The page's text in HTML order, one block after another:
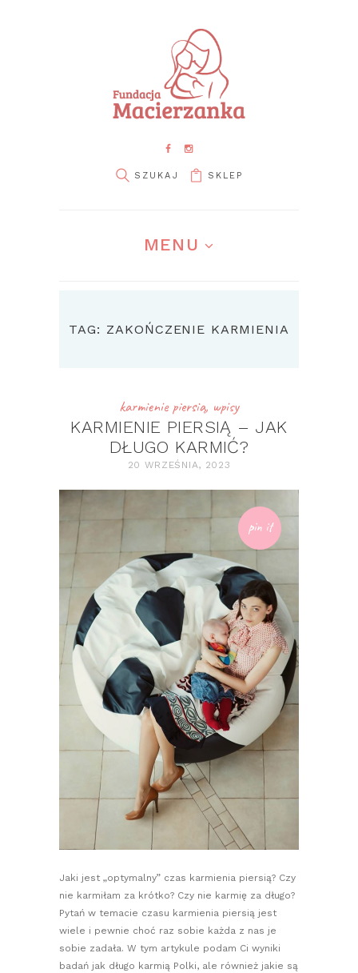
SKLEP
MENU
TAG: ZAKOŃCZENIE KARMIENIA
karmienie piersią, wpisy
KARMIENIE PIERSIĄ – JAK
DŁUGO KARMIĆ?
20 WRZEŚNIA, 2023
pin it
Jaki jest „optymalny” czas karmienia piersią? Czy
nie karmiłam za krótko? Czy nie karmię za długo?
Pytań w temacie czasu karmienia piersią jest
wiele i pewnie choć raz sobie każda z nas je
sobie zadała. W tym artykule podam Ci wyniki
badań jak długo karmią Polki, ale również jakie są